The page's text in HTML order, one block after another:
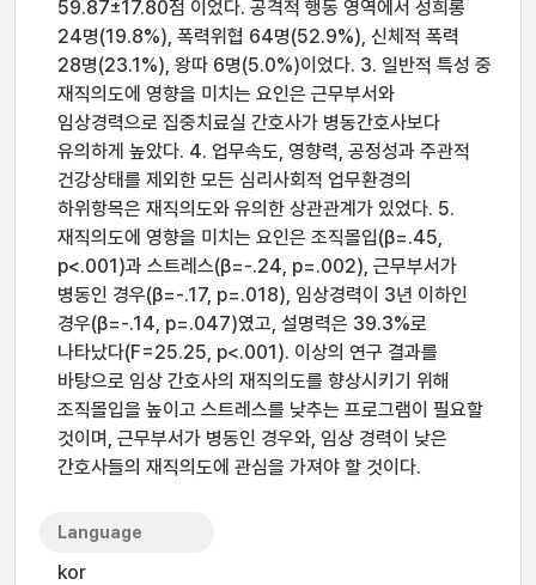
59.87±17.80점 이었다. 공격적 행동 영역에서 성희롱
24명(19.8%), 폭력위협 64명(52.9%), 신체적 폭력
28명(23.1%), 왕따 6명(5.0%)이었다. 3. 일반적 특성 중
재직의도에 영향을 미치는 요인은 근무부서와
임상경력으로 집중치료실 간호사가 병동간호사보다
유의하게 높았다. 4. 업무속도, 영향력, 공정성과 주관적
건강상태를 제외한 모든 심리사회적 업무환경의
하위항목은 재직의도와 유의한 상관관계가 있었다. 5.
재직의도에 영향을 미치는 요인은 조직몰입(β=.45,
p<.001)과 스트레스(β=-.24, p=.002), 근무부서가
병동인 경우(β=-.17, p=.018), 임상경력이 3년 이하인
경우(β=-.14, p=.047)였고, 설명력은 39.3%로
나타났다(F=25.25, p<.001). 이상의 연구 결과를
바탕으로 임상 간호사의 재직의도를 향상시키기 위해
조직몰입을 높이고 스트레스를 낮추는 프로그램이 필요할
것이며, 근무부서가 병동인 경우와, 임상 경력이 낮은
간호사들의 재직의도에 관심을 가져야 할 것이다.
Language
kor